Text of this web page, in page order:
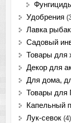
Удобрения
Лавка
Садовый
Товары для
Декор для
Для дома,
Товары для
Капельный
Лук-севок (4)